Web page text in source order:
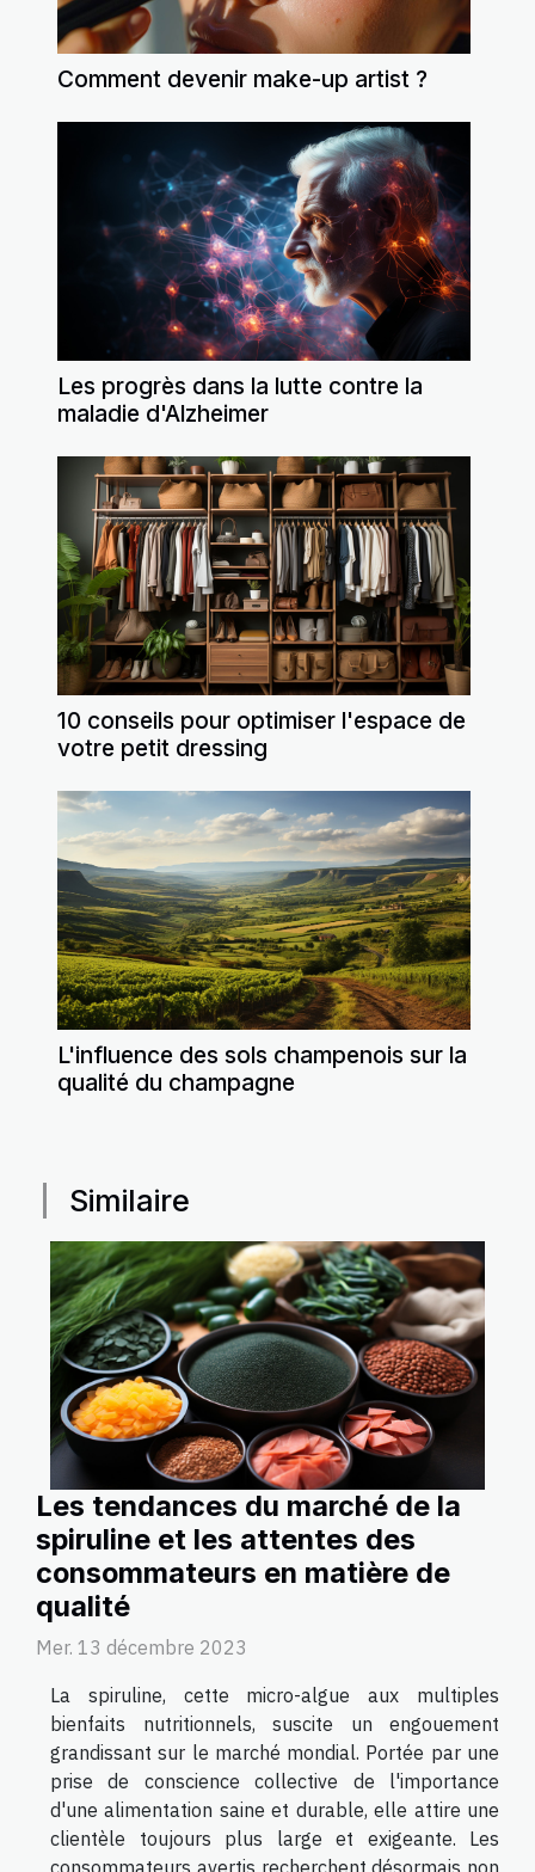
Comment devenir make-up artist ?
Les progrès dans la lutte contre la
maladie d'Alzheimer
10 conseils pour optimiser l'espace de
votre petit dressing
L'influence des sols champenois sur la
qualité du champagne
Similaire
Les tendances du marché de la
spiruline et les attentes des
consommateurs en matière de
qualité
Mer. 13 décembre 2023
La spiruline, cette micro-algue aux multiples
bienfaits nutritionnels, suscite un engouement
grandissant sur le marché mondial. Portée par une
prise de conscience collective de l'importance
d'une alimentation saine et durable, elle attire une
clientèle toujours plus large et exigeante. Les
consommateurs avertis recherchent désormais non